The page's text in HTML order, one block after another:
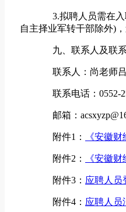
3.拟聘人员需在入
自主择业军转干部除外)
九、联系人及联
联系人：尚老师
联系电话：0552-
邮箱：
附件1： 《安徽
附件2： 《安徽
附件3： 应聘人员
附件4： 应聘人员